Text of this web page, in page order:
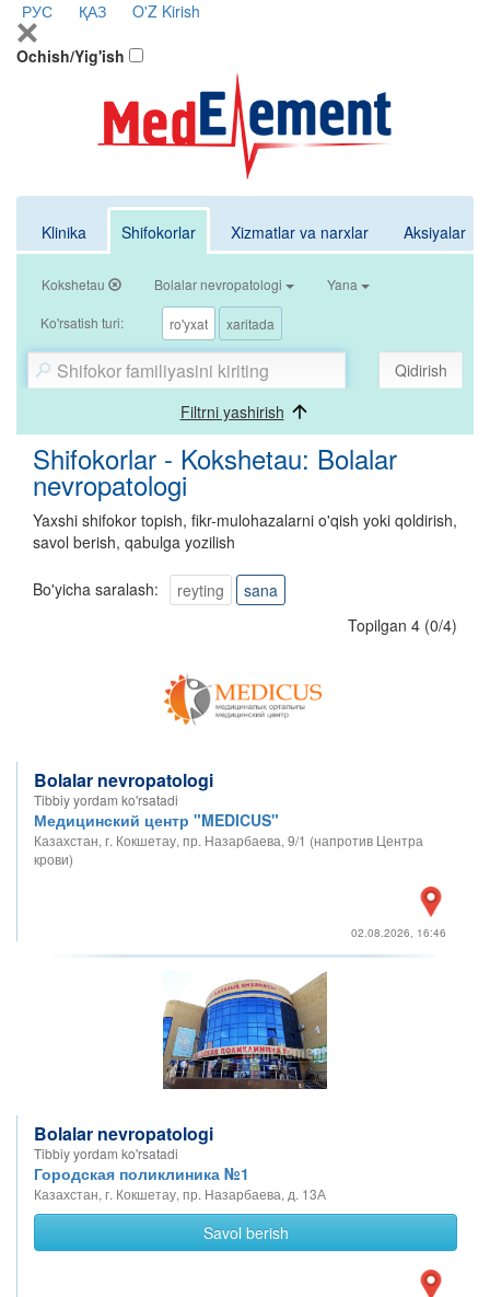
РУС ҚАЗ O'Z Kirish
Ochish/Yig'ish
Klinika Shifokorlar Xizmatlar va narxlar Aksiyalar
Kokshetau Bolalar nevropatologi Yana
Ko'rsatish turi: ro'yxat xaritada
Qidirish
Filtrni yashirish
Shifokorlar - Kokshetau: Bolalar
nevropatologi
Yaxshi shifokor topish, fikr-mulohazalarni o'qish yoki qoldirish,
savol berish, qabulga yozilish
Bo'yicha saralash: reyting
sana
Topilgan 4 (0/4)
Bolalar nevropatologi
Tibbiy yordam ko'rsatadi
Медицинский центр "MEDICUS"
Казахстан, г. Кокшетау, пр. Назарбаева, 9/1 (напротив Центра
крови)
02.08.2026, 16:46
Bolalar nevropatologi
Tibbiy yordam ko'rsatadi
Городская поликлиника №1
Казахстан, г. Кокшетау, пр. Назарбаева, д. 13А
Savol berish